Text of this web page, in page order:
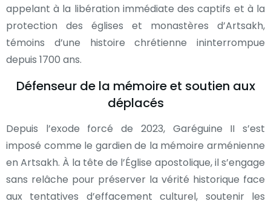
appelant à la libération immédiate des captifs et à la
protection des églises et monastères d’Artsakh,
témoins d’une histoire chrétienne ininterrompue
depuis 1700 ans.
Défenseur de la mémoire et soutien aux
déplacés
Depuis l’exode forcé de 2023, Garéguine II s’est
imposé comme le gardien de la mémoire arménienne
en Artsakh. À la tête de l’Église apostolique, il s’engage
sans relâche pour préserver la vérité historique face
aux tentatives d’effacement culturel, soutenir les